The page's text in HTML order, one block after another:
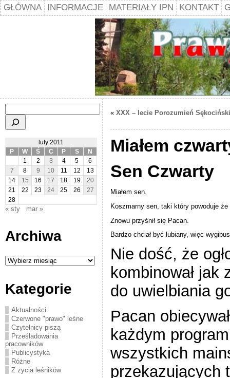
GŁÓWNA INFORMACJE MATERIAŁY IPN KONTAKT
luty 2011
P
W Ś C P S
N
1
2 3 4 5
6
7
8 9 10 11 12
13
14
15 16 17 18 19
20
21
22 23 24 25 26
27
28
« sty mar »
Archiwa
Archiwa
Kategorie
Aktualności
Czerwone "prawo" leśne
Czytelnicy piszą
Prześladowania
pracowników
Publicystyka
Różne
Z życia leśników
« XXX – lecie Porozumień
Miałem
Sen Czwarty
Miałem sen.
Koszmarny sen, taki który powoduje
Znowu przyśnił się Pacan.
Bardzo chciał być lubiany, więc
Nie dość, że
kombinował jak
do uwielbiania
Pacan
każdym
wszystkich
przekazujących